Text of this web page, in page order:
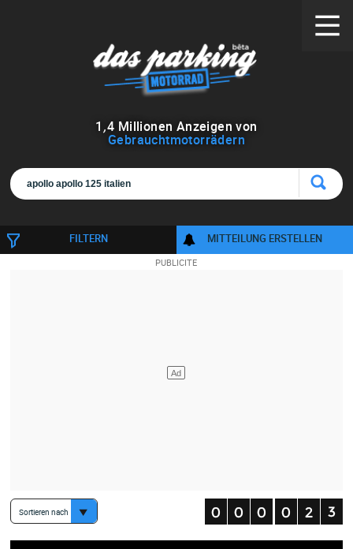
1 ,4 Millionen Anzeigen von
Gebrauchtmotorrädern
FILTERN MITTEILUNG ERSTELLEN
Sortieren nach